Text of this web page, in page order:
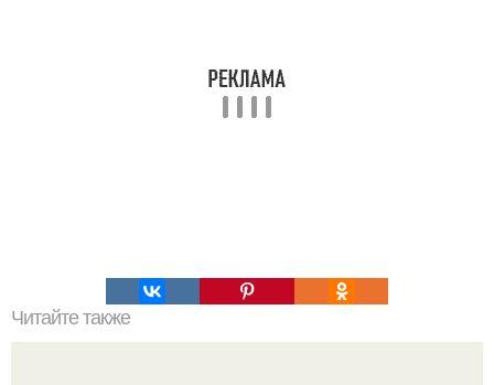
Читайте также